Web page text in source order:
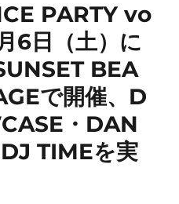
PARTY vo
6日（土）に
BEA
で開催、D
・DAN
TIMEを実